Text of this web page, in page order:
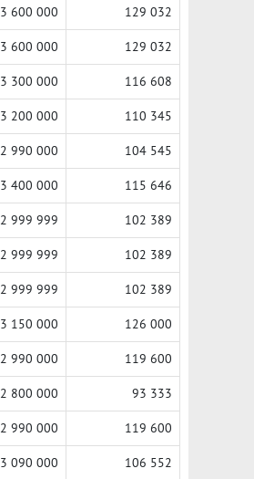
3 600 000 129 032
3 600 000 129 032
3 300 000 116 608
3 200 000 110 345
2 990 000 104 545
3 400 000 115 646
2 999 999 102 389
2 999 999 102 389
2 999 999 102 389
3 150 000 126 000
2 990 000 119 600
2 800 000 93 333
2 990 000 119 600
3 090 000 106 552